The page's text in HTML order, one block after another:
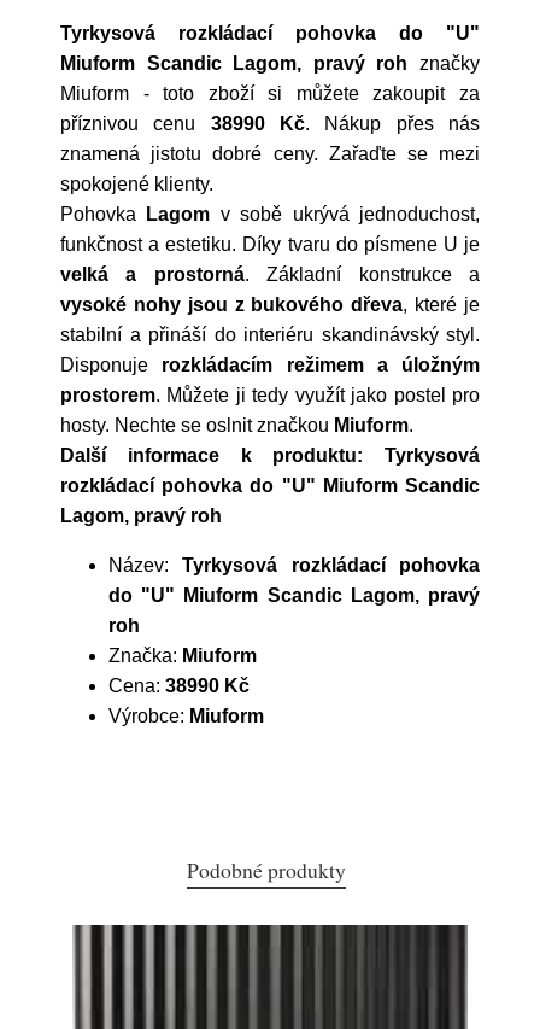
Tyrkysová rozkládací pohovka do "U"
Miuform Scandic Lagom, pravý roh značky
Miuform - toto zboží si můžete zakoupit za
příznivou cenu 38990 Kč. Nákup přes nás
znamená jistotu dobré ceny. Zařaďte se mezi
spokojené klienty.
Pohovka
Lagom v sobě ukrývá jednoduchost,
funkčnost a estetiku. Díky tvaru do písmene U je
velká a prostorná. Základní konstrukce a
vysoké nohy jsou z bukového dřeva, které je
stabilní a přináší do interiéru skandinávský styl.
Disponuje rozkládacím režimem a úložným
prostorem. Můžete ji tedy využít jako postel pro
hosty. Nechte se oslnit značkou Miuform.
Další informace k produktu: Tyrkysová
rozkládací pohovka do "U" Miuform Scandic
Lagom, pravý roh
Název:Tyrkysová rozkládací pohovka
do "U" Miuform Scandic Lagom, pravý
roh
Značka: Miuform
Cena: 38990 Kč
Výrobce: Miuform
Podobné produkty